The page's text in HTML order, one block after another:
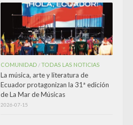
COMUNIDAD /TODAS LAS NOTICIAS
La música, arte y literatura de
Ecuador protagonizan la 31ª edición
de La Mar de Músicas
2026-07-15